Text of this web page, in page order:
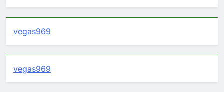
vegas969
vegas969